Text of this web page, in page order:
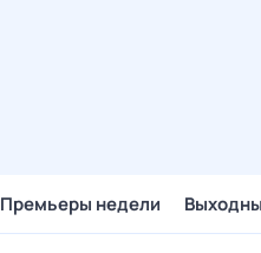
Премьеры недели